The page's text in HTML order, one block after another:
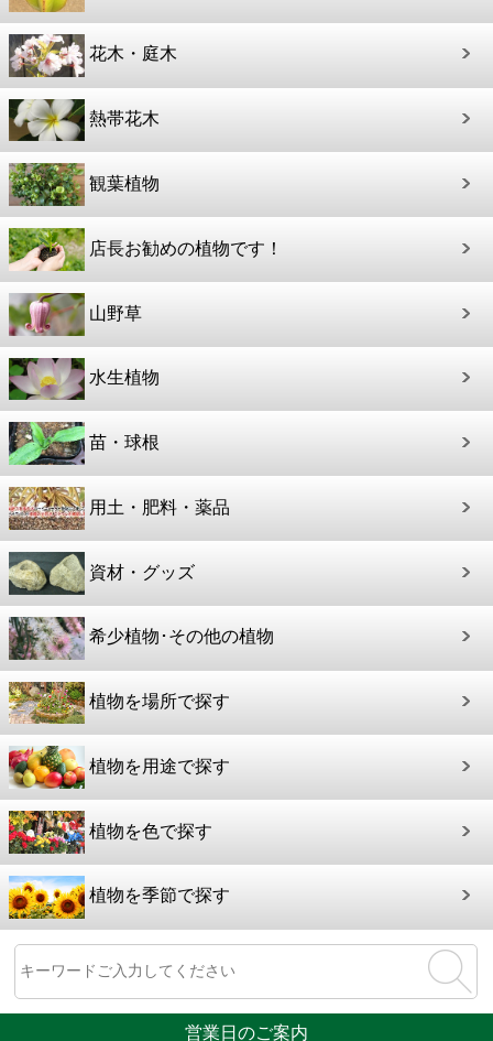
花木・庭木
熱帯花木
観葉植物
店長お勧めの植物です！
山野草
水生植物
苗・球根
用土・肥料・薬品
資材・グッズ
希少植物･その他の植物
植物を場所で探す
植物を用途で探す
植物を色で探す
植物を季節で探す
営業日のご案内